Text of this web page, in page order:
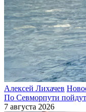
Алексей Лихачев
По Севморпути
7 августа 2026